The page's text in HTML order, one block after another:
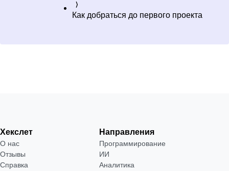
Как добраться до первого проекта
Хекслет
О нас
Отзывы
Справка
Направления
Программирование
ИИ
Аналитика